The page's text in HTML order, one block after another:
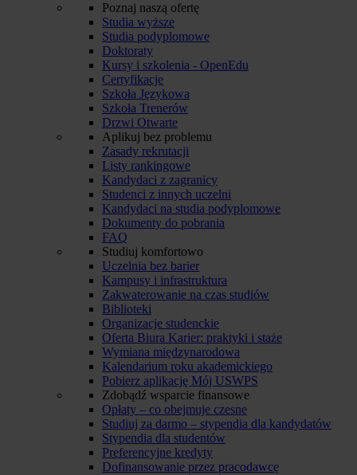
Poznaj naszą ofertę
Studia wyższe
Studia podyplomowe
Doktoraty
Kursy i szkolenia - OpenEdu
Certyfikacje
Szkoła Językowa
Szkoła Trenerów
Drzwi Otwarte
Aplikuj bez problemu
Zasady rekrutacji
Listy rankingowe
Kandydaci z zagranicy
Studenci z innych uczelni
Kandydaci na studia podyplomowe
Dokumenty do pobrania
FAQ
Studiuj komfortowo
Uczelnia bez barier
Kampusy i infrastruktura
Zakwaterowanie na czas studiów
Biblioteki
Organizacje studenckie
Oferta Biura Karier: praktyki i staże
Wymiana międzynarodowa
Kalendarium roku akademickiego
Pobierz aplikację Mój USWPS
Zdobądź wsparcie finansowe
Opłaty – co obejmuje czesne
Studiuj za darmo – stypendia dla kandydatów
Stypendia dla studentów
Preferencyjne kredyty
Dofinansowanie przez pracodawcę